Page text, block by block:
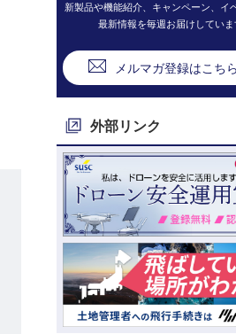
新製品や機能紹介、キャンペーン、イ
最新情報を毎週お届けしていま
メルマガ登録はこち
外部リンク